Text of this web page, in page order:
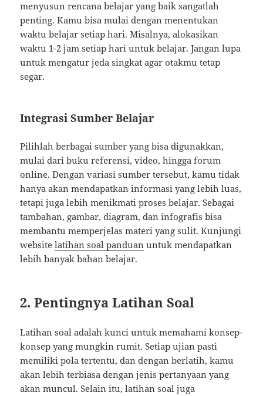
menyusun rencana belajar yang baik sangatlah
penting. Kamu bisa mulai dengan menentukan
waktu belajar setiap hari. Misalnya, alokasikan
waktu 1-2 jam setiap hari untuk belajar. Jangan lupa
untuk mengatur jeda singkat agar otakmu tetap
segar.
Integrasi Sumber Belajar
Pilihlah berbagai sumber yang bisa digunakkan,
mulai dari buku referensi, video, hingga forum
online. Dengan variasi sumber tersebut, kamu tidak
hanya akan mendapatkan informasi yang lebih luas,
tetapi juga lebih menikmati proses belajar. Sebagai
tambahan, gambar, diagram, dan infografis bisa
membantu memperjelas materi yang sulit. Kunjungi
websitelatihan soal panduan untuk mendapatkan
lebih banyak bahan belajar.
2. Pentingnya Latihan Soal
Latihan soal adalah kunci untuk memahami konsep-
konsep yang mungkin rumit. Setiap ujian pasti
memiliki pola tertentu, dan dengan berlatih, kamu
akan lebih terbiasa dengan jenis pertanyaan yang
akan muncul. Selain itu, latihan soal juga